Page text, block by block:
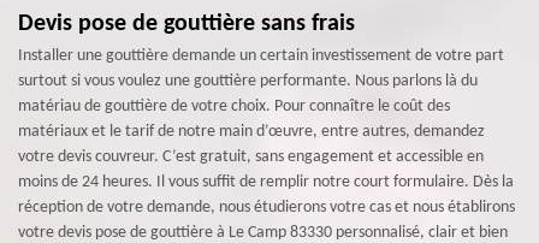
Devis pose de gouttière sans frais
Installer une gouttière demande un certain investissement de votre part
surtout si vous voulez une gouttière performante. Nous parlons là du
matériau de gouttière de votre choix. Pour connaître le coût des
matériaux et le tarif de notre main d’œuvre, entre autres, demandez
votre devis couvreur. C’est gratuit, sans engagement et accessible en
moins de 24 heures. Il vous suffit de remplir notre court formulaire. Dès la
réception de votre demande, nous étudierons votre cas et nous établirons
votre devis pose de gouttière à Le Camp 83330 personnalisé, clair et bien